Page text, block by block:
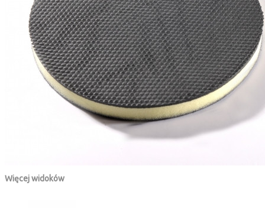
Więcej widoków